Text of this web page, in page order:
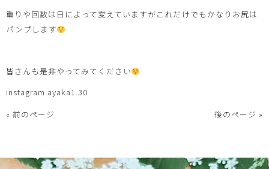
重りや回数は日によって変えていますがこれだけでもかなりお尻は
パンプします
皆さんも是非やってみてください
instagram ayaka1.30
« 前のページ
後のページ »